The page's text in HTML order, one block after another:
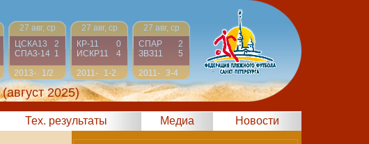
27 авг, ср
ЦСКА13
2
СПА3-14 1
2013-
2014
1/2
27 авг, ср
КР-11
0
ИСКР11
4
2011-
2012
1-2
27 авг, ср
СПАР
2
ЗВЗ11
5
2011-
2012
3-4
(август 2025)
Тех. результаты Медиа Новости